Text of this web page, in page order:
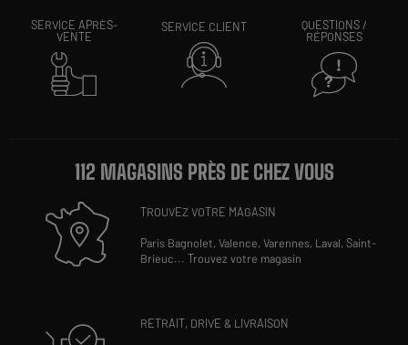
SERVICE APRÈS-
VENTE
SERVICE CLIENT
QUESTIONS /
RÉPONSES
112 MAGASINS PRÈS DE CHEZ VOUS
TROUVEZ VOTRE MAGASIN
Paris Bagnolet,Valence,Varennes, Laval,Saint-
Brieuc...Trouvez votre magasin
RETRAIT, DRIVE & LIVRAISON